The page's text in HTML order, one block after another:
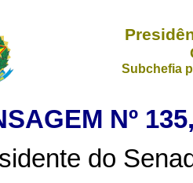
Subchefia
Nº
do